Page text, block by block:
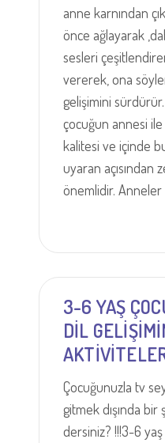
anne karnından
önce ağlayarak
sesleri
vererek, ona
gelişimini
çocuğun annesi
kalitesi ve içinde
uyaran açısından
önemlidir. Anneler
3-6 YAŞ
DİL
Çocuğunuzla tv
gitmek dışında
dersiniz? !!!3-6